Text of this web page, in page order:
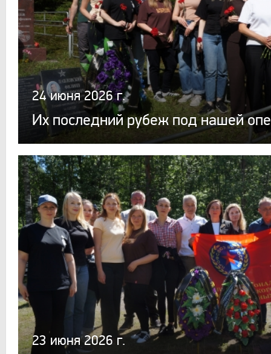
24 июня 2026 г.
Их последний рубеж под нашей
23 июня 2026 г.